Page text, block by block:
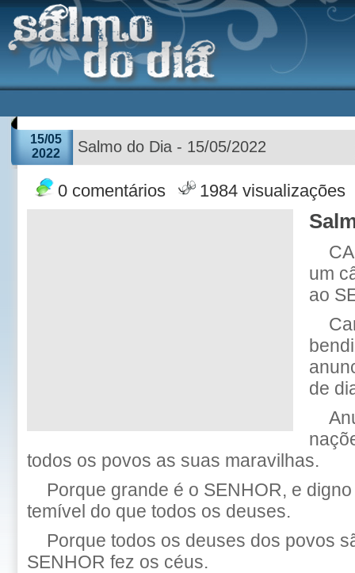
15/05
2022
Salmo do Dia - 15/05/2022
0 comentários 1984 visualizações
um
ao
de
todos os povos as suas maravilhas.
Porque grande é o SENHOR, e
temível do que todos os deuses.
Porque todos os deuses dos povos
SENHOR fez os céus.